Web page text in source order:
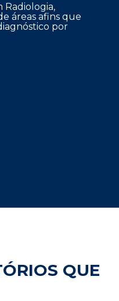
Radiologia,
áreas afins que
por
QUE